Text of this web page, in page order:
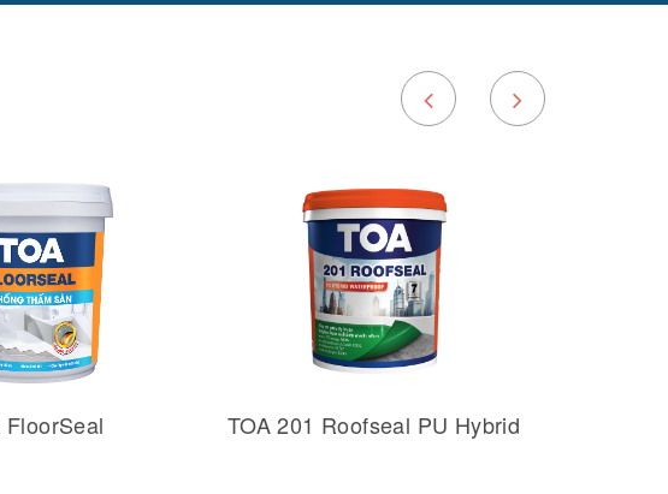
FloorSeal TOA 201 Roofseal PU Hybrid